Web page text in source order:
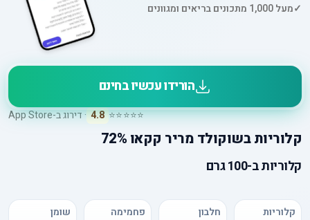
✓מעל 1,000 מתכונים בריאים ומגוונים
הורידו עכשיו בחינם
⭐⭐⭐⭐⭐
4.8 · דירוג ב-App Store
קלוריותבשוקולד מריר קקאו 72%
קלוריותב-100 גרם
קלוריות חלבון פחמימה שומן